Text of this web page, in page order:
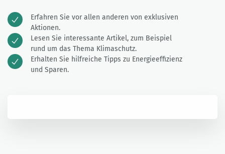
Erfahren Sie vor allen anderen von exklusiven
Aktionen.
Lesen Sie interessante Artikel, zum Beispiel
rund um das Thema Klimaschutz.
Erhalten Sie hilfreiche Tipps zu Energieeffizienz
und Sparen.